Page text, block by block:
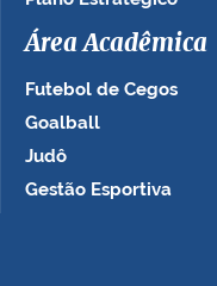
Área Acadêmica
Futebol de Cegos
Goalball
Judô
Gestão Esportiva